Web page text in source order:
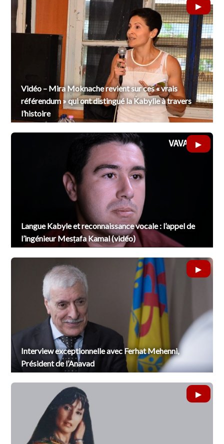
Vidéo – Mira Moknache revient sur ces « vrais
référendum » qui ont distingué la Kabylie à travers
l’histoire
Langue Kabyle et reconnaissance vocale : l’appel de
l’ingénieur Mesṭafa Kamal (vidéo)
Interview exceptionnelle avec Ferhat Mehenni,
Président de l’Anavad